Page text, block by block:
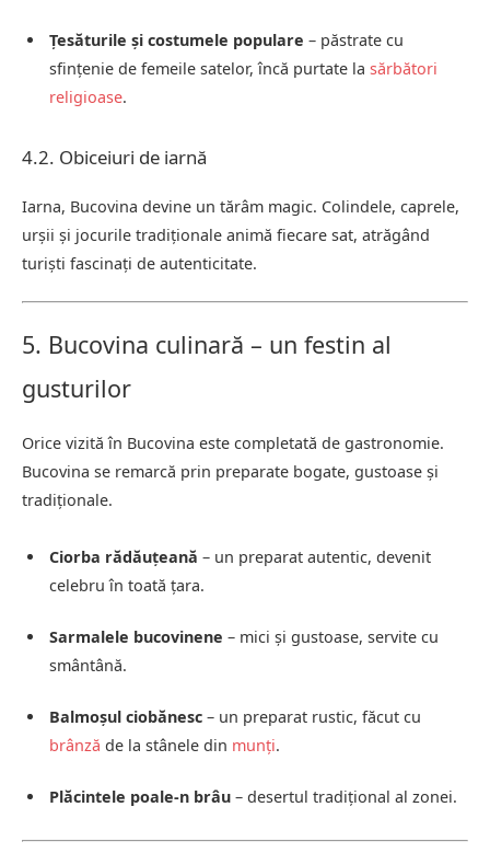
Țesăturile și costumele populare – păstrate cu
sfințenie de femeile satelor, încă purtate la sărbători
religioase.
4.2. Obiceiuri de iarnă
Iarna, Bucovina devine un tărâm magic. Colindele, caprele,
urșii și jocurile tradiționale animă fiecare sat, atrăgând
turiști fascinați de autenticitate.
5. Bucovina culinară – un festin al
gusturilor
Orice vizită în Bucovina este completată de gastronomie.
Bucovina se remarcă prin preparate bogate, gustoase și
tradiționale.
Ciorba rădăuțeană – un preparat autentic, devenit
celebru în toată țara.
Sarmalele bucovinene – mici și gustoase, servite cu
smântână.
Balmoșul ciobănesc – un preparat rustic, făcut cu
brânză de la stânele din munți.
Plăcintele poale-n brâu – desertul tradițional al zonei.